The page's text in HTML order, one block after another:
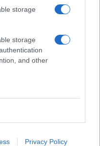
storage
storage
and other
Privacy Policy
week van teruggang in